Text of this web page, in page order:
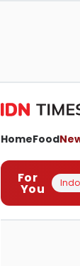
HomeFood
For
You